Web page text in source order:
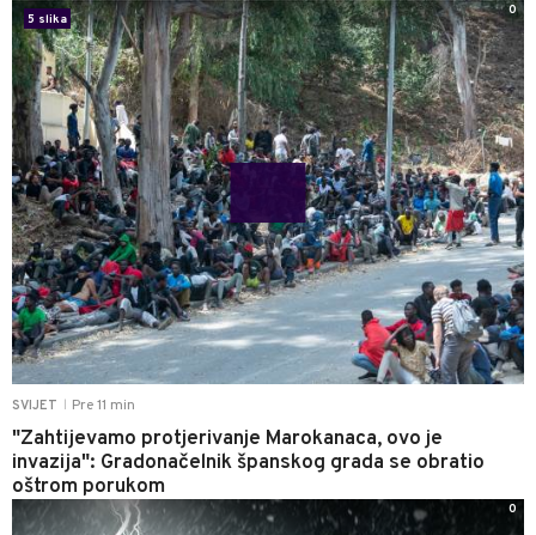
SVIJET Pre 11 min
"Zahtijevamo protjerivanje Marokanaca, ovo je
invazija": Gradonačelnik španskog grada se obratio
oštrom porukom
5 slika
0
0